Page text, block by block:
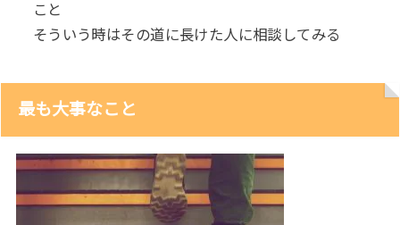
こと
そういう時はその道に長けた人に相談してみる
最も大事なこと